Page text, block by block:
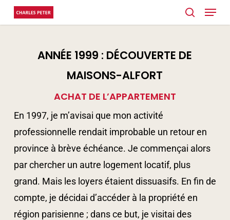
Skip
to
search
Menu
ANNÉE 1999 : DÉCOUVERTE DE
MAISONS-ALFORT
ACHAT DE L’APPARTEMENT
En 1997, je m’avisai que mon activité
professionnelle rendait improbable un retour en
province à brève échéance. Je commençai alors
par chercher un autre logement locatif, plus
grand. Mais les loyers étaient dissuasifs. En fin de
compte, je décidai d’accéder à la propriété en
région parisienne ; dans ce but, je visitai des